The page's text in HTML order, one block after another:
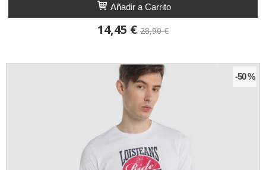
Añadir a Carrito
14,45 € 28,90 €
-50 %